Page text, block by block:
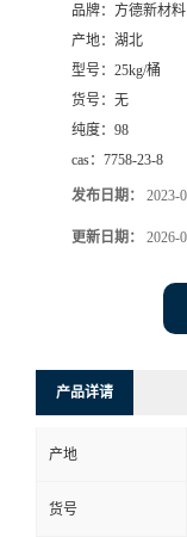
品牌： 方德新材料
产地： 湖北
型号： 25kg/桶
货号： 无
纯度： 98
cas： 7758-23-8
发布日期： 2023-
更新日期： 2026-
产品详请
产地
货号